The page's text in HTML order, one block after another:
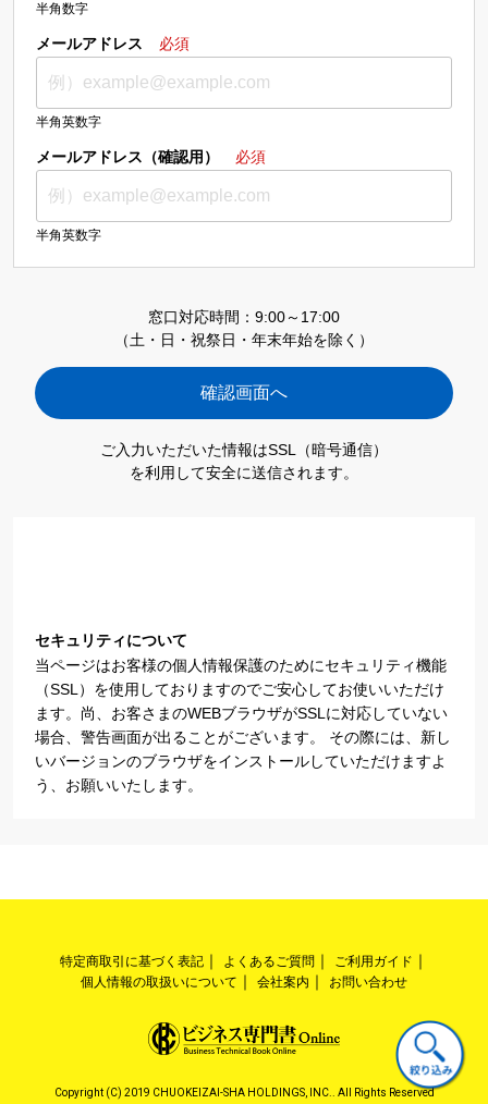
半角数字
メールアドレス 必須
半角英数字
メールアドレス（確認用） 必須
半角英数字
窓口対応時間：9:00～17:00
（土・日・祝祭日・年末年始を除く）
ご入力いただいた情報はSSL（暗号通信）
を利用して安全に送信されます。
セキュリティについて
当ページはお客様の個人情報保護のためにセキュリティ機能
（SSL）を使用しておりますのでご安心してお使いいただけ
ます。尚、お客さまのWEBブラウザがSSLに対応していない
場合、警告画面が出ることがございます。 その際には、新し
いバージョンのブラウザをインストールしていただけますよ
う、お願いいたします。
特定商取引に基づく表記 よくあるご質問
ご利用ガイド
個人情報の取扱いについて
会社案内 お問い合わせ
Copyright (C) 2019 CHUOKEIZAI-SHA HOLDINGS, INC.. All Rights Reserved